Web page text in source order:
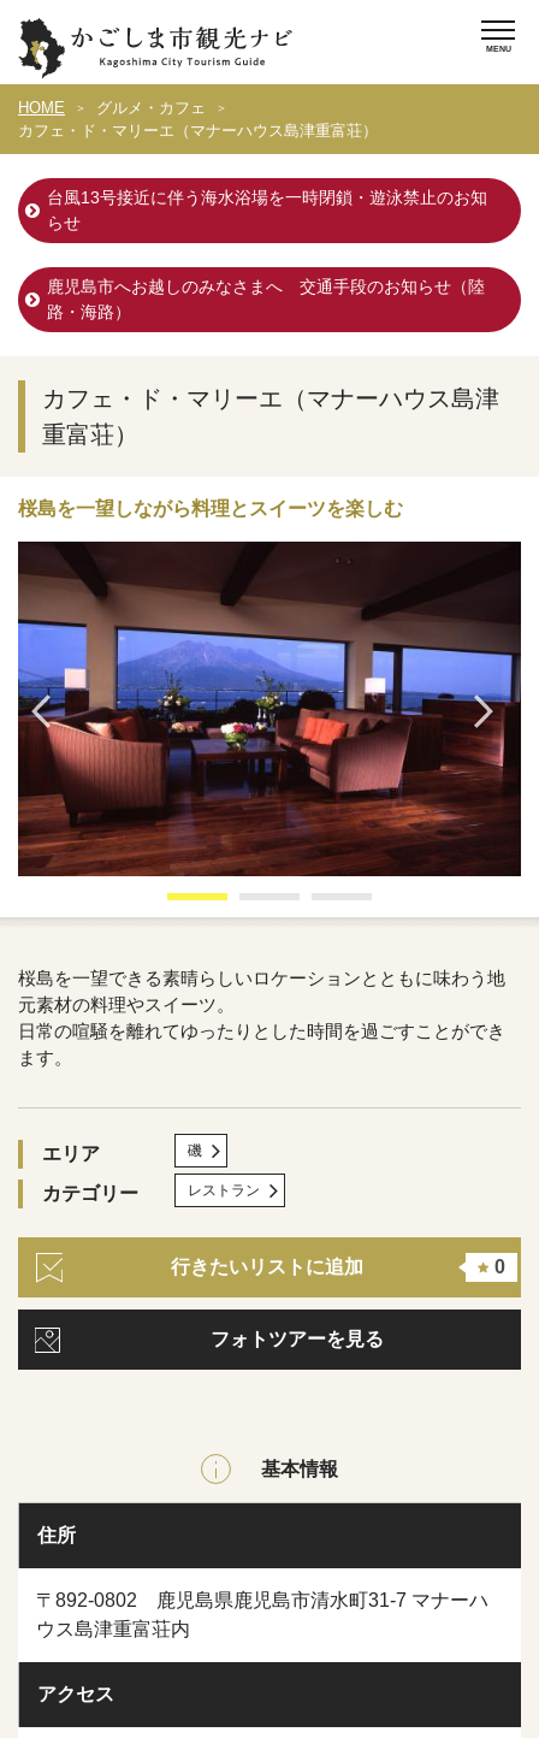
HOME
グルメ・カフェ
カフェ・ド・マリーエ（マナーハウス島津重富荘）
台風13号接近に伴う海水浴場を一時閉鎖・遊泳禁止のお知
らせ
鹿児島市へお越しのみなさまへ 交通手段のお知らせ（陸
路・海路）
カフェ・ド・マリーエ（マナーハウス島津
重富荘）
桜島を一望しながら料理とスイーツを楽しむ
桜島を一望できる素晴らしいロケーションとともに味わう地
元素材の料理やスイーツ。
日常の喧騒を離れてゆったりとした時間を過ごすことができ
ます。
エリア 磯
カテゴリー レストラン
行きたいリストに追加 0
フォトツアーを見る
基本情報
住所
〒892-0802 鹿児島県鹿児島市清水町31-7 マナーハ
ウス島津重富荘内
アクセス